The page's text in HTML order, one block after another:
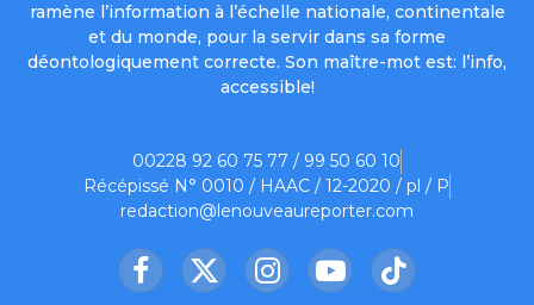
ramène l’information à l’échelle nationale, continentale
et du monde, pour la servir dans sa forme
déontologiquement correcte. Son maître-mot est: l’info,
accessible!
00228 92 60 75 77 / 99 50 60 10
Récépissé N° 0010 / HAAC / 12-2020 / pl / P
redaction@lenouveaureporter.com
Facebook
X
InstagramYouTubeTikTok